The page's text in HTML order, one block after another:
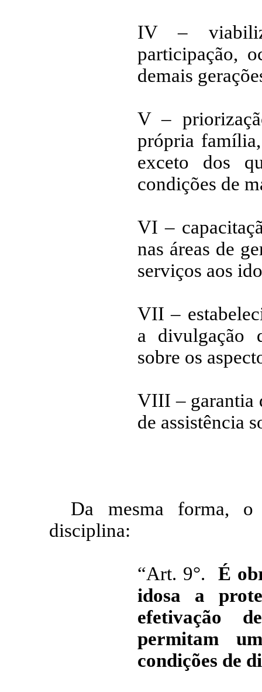
IV –
participação,
demais
V –
própria
exceto dos
condições de
VI –
nas áreas de
serviços aos
VII –
a divulgação
sobre os
VIII – garantia
de assistência
Da mesma forma,
disciplina:
“Art. 9°.
É
idosa a
efetivação
permitam
condições de